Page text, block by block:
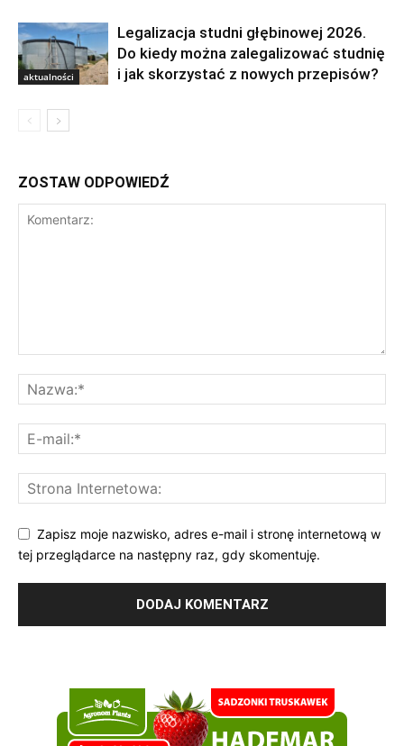
aktualności
Legalizacja studni głębinowej 2026.
Do kiedy można zalegalizować studnię
i jak skorzystać z nowych przepisów?
ZOSTAW ODPOWIEDŹ
Zapisz moje nazwisko, adres e-mail i stronę internetową w
tej przeglądarce na następny raz, gdy skomentuję.